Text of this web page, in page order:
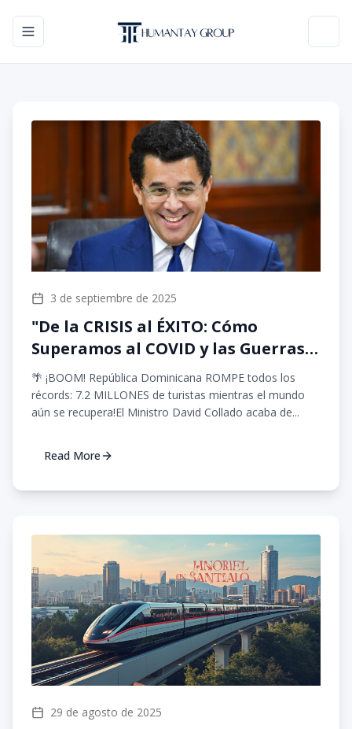
Toggle navigation menu
3 de septiembre de 2025
"De la CRISIS al ÉXITO: Cómo
Superamos al COVID y las Guerras |
Turismo República Dominicana"
🌴 ¡BOOM! República Dominicana ROMPE todos los
récords: 7.2 MILLONES de turistas mientras el mundo
aún se recupera!El Ministro David Collado acaba de...
Read More
29 de agosto de 2025